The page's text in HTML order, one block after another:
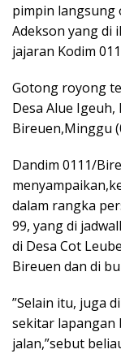
pimpin langsung
Adekson yang di
jajaran Kodim
Gotong royong
Desa Alue
Bireuen,Minggu
Dandim 0111/
dalam rangka
99, yang di
di Desa Cot
Bireuen dan di
”Selain itu, juga
sekitar lapangan
jalan,”sebut